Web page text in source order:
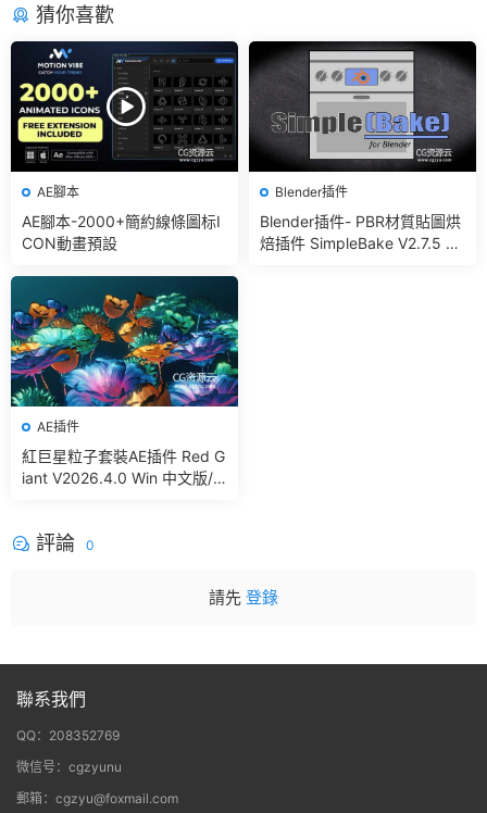
猜你喜歡
AE腳本
AE腳本-2000+簡約線條圖标I
CON動畫預設
Blender插件
Blender插件- PBR材質貼圖烘
焙插件 SimpleBake V2.7.5 –
AE插件
紅巨星粒子套裝AE插件 Red G
iant V2026.4.0 Win 中文版/
評論 0
請先 登錄
聯系我們
QQ：208352769
微信号：cgzyunu
郵箱：cgzyu@foxmail.com